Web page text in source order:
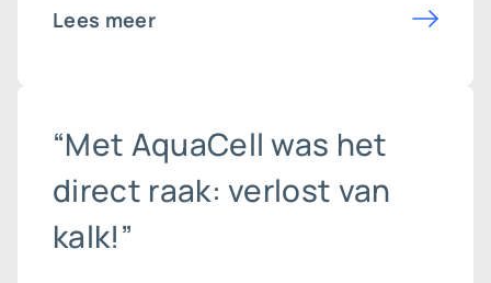
Lees meer
“Met AquaCell was het
direct raak: verlost van
kalk!”